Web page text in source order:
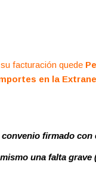
facturación quede
en la
firmado
una falta grave